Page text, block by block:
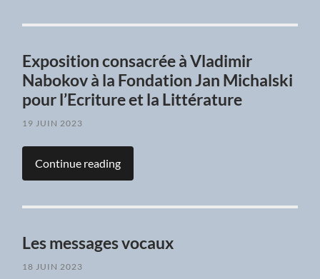
Exposition consacrée à Vladimir
Nabokov à la Fondation Jan Michalski
pour l’Ecriture et la Littérature
19 JUIN 2023
Continue reading
Les messages vocaux
18 JUIN 2023